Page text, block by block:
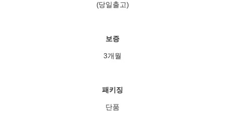
(당일출고)
보증
3개월
패키징
단품